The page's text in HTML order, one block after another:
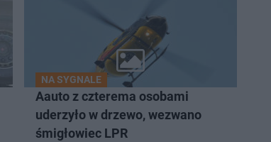
NA SYGNALE
Aauto z czterema osobami
uderzyło w drzewo, wezwano
śmigłowiec LPR